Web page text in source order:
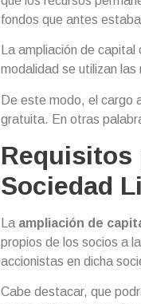
fondos que antes
La ampliación de
modalidad se utilizan
De este modo, el cargo
gratuita. En otras
Requisitos
Sociedad
La ampliación de
propios de los socios a
accionistas en dicha
Cabe destacar, que